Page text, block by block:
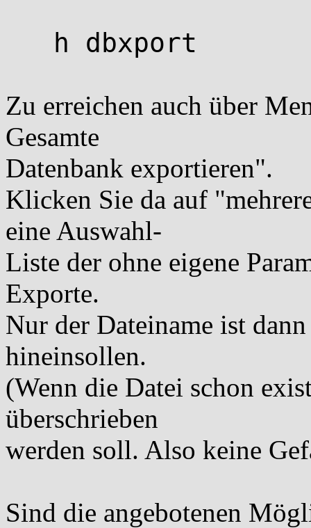
h dbxport
Zu erreichen auch über
Gesamte
Datenbank exportieren".
Klicken Sie da auf
eine Auswahl-
Liste der ohne eigene
Exporte.
Nur der Dateiname ist
hineinsollen.
(Wenn die Datei schon
überschrieben
werden soll. Also keine
Sind die angebotenen